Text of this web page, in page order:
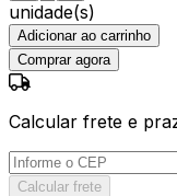
unidade(s)
Adicionar ao carrinho
Comprar agora
Calcular frete e
Calcular frete